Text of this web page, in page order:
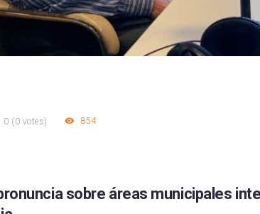
0 (0 votes) 854
sobre áreas municipales